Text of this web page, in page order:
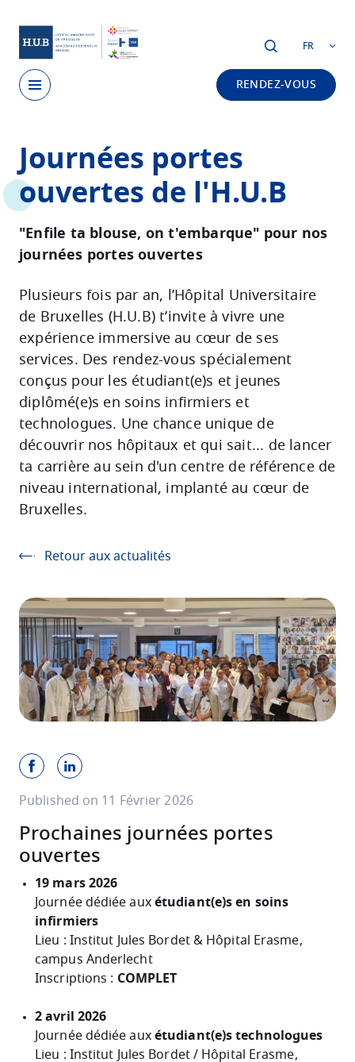
FR
RENDEZ-VOUS
main
content
Journées portes
ouvertes de l'H.U.B
"Enfile ta blouse, on t'embarque" pour nos
journées portes ouvertes
Plusieurs fois par an, l’Hôpital Universitaire
de Bruxelles (H.U.B) t’invite à vivre une
expérience immersive au cœur de ses
services. Des rendez-vous spécialement
conçus pour les étudiant(e)s et jeunes
diplômé(e)s en soins infirmiers et
technologues. Une chance unique de
découvrir nos hôpitaux et qui sait... de lancer
ta carrière au sein d'un centre de référence de
niveau international, implanté au cœur de
Bruxelles.
Retour aux actualités
Published on 11 Février 2026
Prochaines journées portes
ouvertes
19 mars 2026
Journée dédiée aux étudiant(e)s en soins
infirmiers
Lieu : Institut Jules Bordet & Hôpital Erasme,
campus Anderlecht
Inscriptions : COMPLET
2 avril 2026
Journée dédiée aux étudiant(e)s technologues
Lieu : Institut Jules Bordet / Hôpital Erasme,